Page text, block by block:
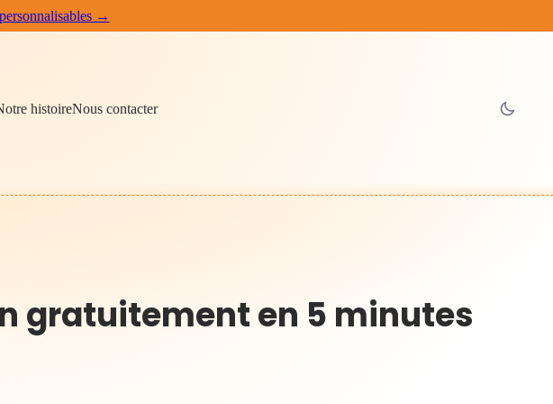
→
histoireNous contacter
gratuitement en 5 minutes